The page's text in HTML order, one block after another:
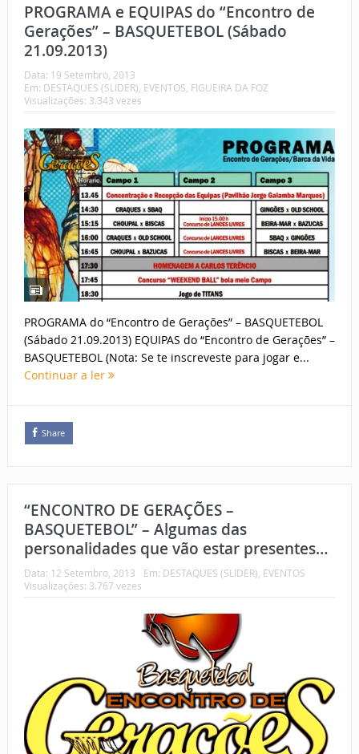
PROGRAMA e EQUIPAS do “Encontro de
Gerações” – BASQUETEBOL (Sábado
21.09.2013)
Data: 19 Setembro, 2013
Em: DESTAQUES (SLIDER) EVENTOS FIGUEIRA DA FOZ
Visualizações: 3.343 vezes
PROGRAMA do “Encontro de Gerações” – BASQUETEBOL
(Sábado 21.09.2013) EQUIPAS do “Encontro de Gerações” –
BASQUETEBOL (Nota: Se te inscreveste para jogar e...
Continuar a ler
Share
“ENCONTRO DE GERAÇÕES –
BASQUETEBOL” – Algumas das
personalidades que vão estar presentes…
Data: 12 Setembro, 2013 Em: DESTAQUES (SLIDER), EVENTOS
Visualizações: 3.767 vezes